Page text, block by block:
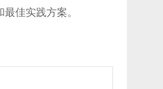
佳实践方案。